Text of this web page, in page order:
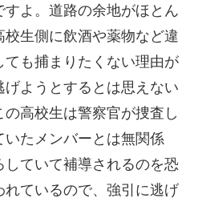
すよ。道路の余地がほとん
校生側に飲酒や薬物など違
も捕まりたくない理由が
ようとするとは思えない
高校生は警察官が捜査し
たメンバーとは無関係
していて補導されるのを恐
れているので、強引に逃げ